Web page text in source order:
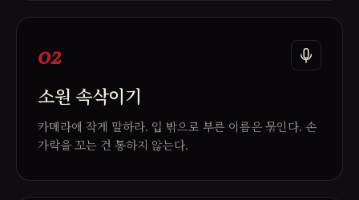
02
소원 속삭이기
카메라에 작게 말하라. 입 밖으로 부른 이름은 묶인다. 손
가락을 꼬는 건 통하지 않는다.